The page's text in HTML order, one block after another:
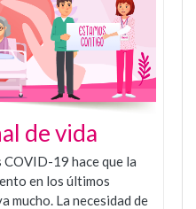
de vida
COVID-19 hace que la
en los últimos
mucho. La necesidad de